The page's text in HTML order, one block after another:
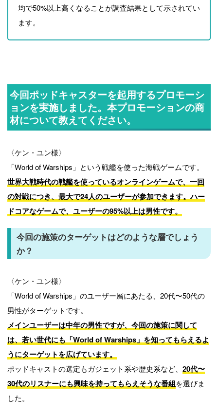
均で50%以上高くなることが調査結果として示されてい
ます。
今回ポッドキャスターを起用するプロモーシ
ョンを実施しました。本プロモーションの商
材について教えてください。
〈ケン・ユン様〉
「World of Warships」という戦艦を使った海戦ゲームです。
世界大戦時代の戦艦を使っているオンラインゲームで、一回
の対戦につき、最大で24人のユーザーが参加できます。ハー
ドコアなゲームで、ユーザーの95%以上は男性です。
今回の施策のターゲットはどのような層でしょう
か？
〈ケン・ユン様〉
「World of Warships」のユーザー層にあたる、20代〜50代の
男性がターゲットです。
メインユーザーは中年の男性ですが、今回の施策に関して
は、若い世代にも「World of Warships」を知ってもらえるよ
うにターゲットを広げています。
ポッドキャストの選定もガジェット系や歴史系など、 20代〜
30代のリスナーにも興味を持ってもらえそうな番組を選びま
した。